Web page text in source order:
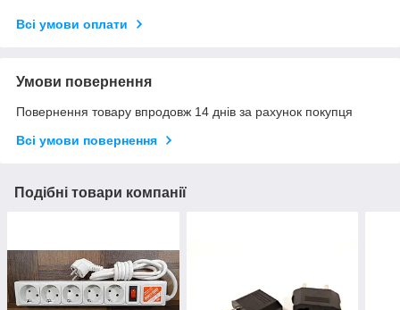
Всі умови оплати
Умови повернення
Повернення товару впродовж 14 днів за рахунок покупця
Всі умови повернення
Подібні товари компанії